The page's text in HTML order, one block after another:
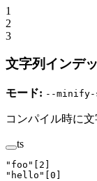
1
2
3
文字列インデ
モード: --minify-
コンパイル時に
ts
"foo" 2
"hello"
0